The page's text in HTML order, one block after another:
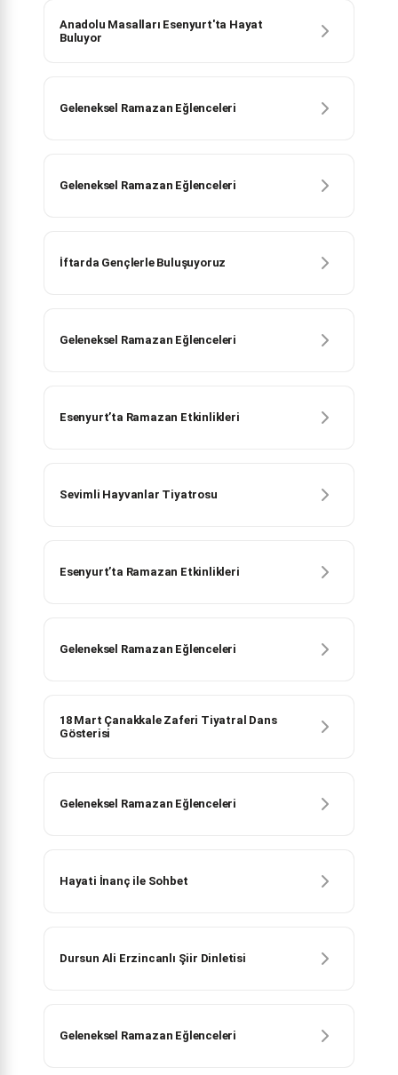
Anadolu Masalları Esenyurt'ta Hayat
Buluyor
Geleneksel Ramazan Eğlenceleri
Geleneksel Ramazan Eğlenceleri
İftarda Gençlerle Buluşuyoruz
Geleneksel Ramazan Eğlenceleri
Esenyurt’ta Ramazan Etkinlikleri
Sevimli Hayvanlar Tiyatrosu
Esenyurt’ta Ramazan Etkinlikleri
Geleneksel Ramazan Eğlenceleri
18 Mart Çanakkale Zaferi Tiyatral Dans
Gösterisi
Geleneksel Ramazan Eğlenceleri
Hayati İnanç ile Sohbet
Dursun Ali Erzincanlı Şiir Dinletisi
Geleneksel Ramazan Eğlenceleri